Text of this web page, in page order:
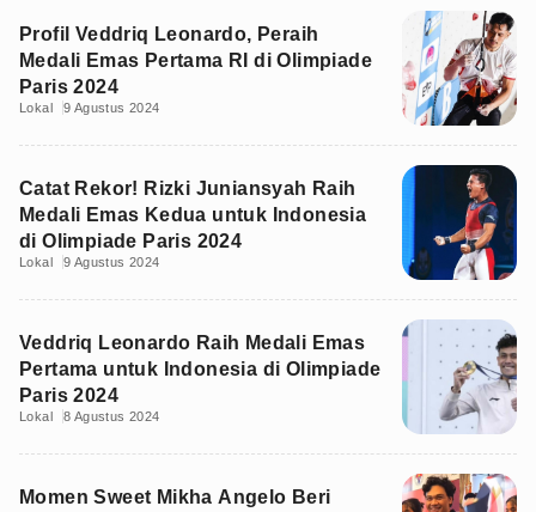
Profil Veddriq Leonardo, Peraih
Medali Emas Pertama RI di Olimpiade
Paris 2024
Lokal 9 Agustus 2024
Catat Rekor! Rizki Juniansyah Raih
Medali Emas Kedua untuk Indonesia
di Olimpiade Paris 2024
Lokal 9 Agustus 2024
Veddriq Leonardo Raih Medali Emas
Pertama untuk Indonesia di Olimpiade
Paris 2024
Lokal 8 Agustus 2024
Momen Sweet Mikha Angelo Beri